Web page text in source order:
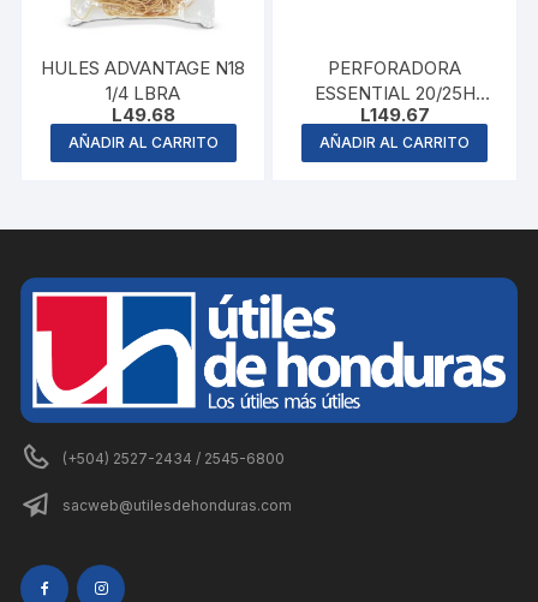
HULES ADVANTAGE N18
1/4 LBRA
L49.68
AÑADIR AL CARRITO
PERFORADORA
ESSENTIAL 20/25H
MAPED
L149.67
AÑADIR AL CARRITO
(+504) 2527-2434 / 2545-6800
sacweb@utilesdehonduras.com